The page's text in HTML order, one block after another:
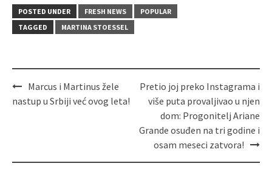
POSTED UNDER FRESH NEWS
POPULAR
TAGGED
MARTINA STOESSEL
Marcus i Martinus žele
nastup u Srbiji već ovog leta!
Pretio joj preko Instagrama i
više puta provaljivao u njen
dom: Progonitelj Ariane
Grande osuđen na tri godine i
osam meseci zatvora!